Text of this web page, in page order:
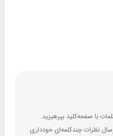
نظرات چندکلمه‌‌ای خودداری